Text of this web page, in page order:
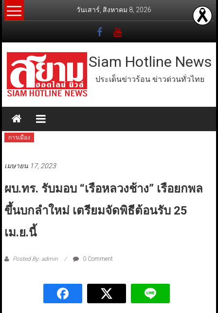
Skip
to
วันเสาร์, สิงหาคม 8, 2026
Siam Hotline News
ประเด็นข่าวร้อน ข่าวด่วนทั่วไทย
การเมือง
เมษายน 17, 2023
ผบ.ทร. รับมอบ “เรือหลวงช้าง” เรือยกพล
ขึ้นบกลำใหม่ เตรียมจัดพิธีต้อนรับ 25
เม.ย.นี้
Posted By: admin 0 Comment